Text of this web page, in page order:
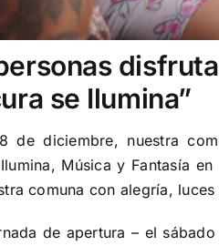
se Ilumina”
de diciembre, nuestra
Música y Fantasía
comuna con alegría,
de apertura – el